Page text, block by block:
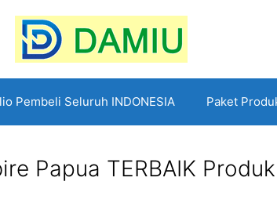
Pembeli Seluruh INDONESIA Paket
Papua TERBAIK Produk